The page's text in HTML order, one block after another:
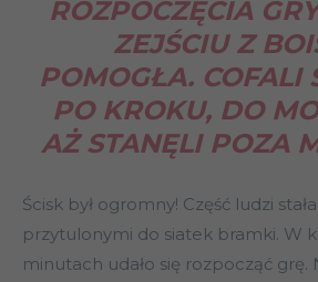
ROZPOCZĘCIA
ZEJŚCIU Z
POMOGŁA. COFALI
PO KROKU, DO
AŻ STANĘLI POZA
Ścisk był ogromny! Część ludzi
przytulonymi do siatek bramki. W
minutach udało się rozpocząć grę.